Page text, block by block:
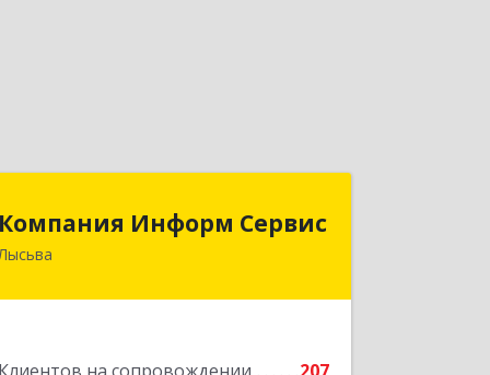
Компания Информ Сервис
Лысьва
Компания Информ Сервис
618909, Пермский край, Лысьва г,